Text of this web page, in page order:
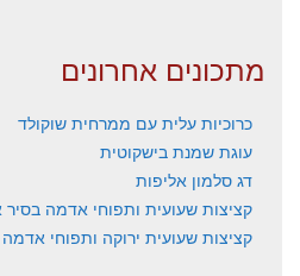
מתכונים אחרונים
כרוכיות עלית עם ממרחית שוקולד
עוגת שמנת בישקוטית
דג סלמון אליפות
קציצות שעועית ותפוחי אדמה
קציצות שעועית ירוקה ותפוחי